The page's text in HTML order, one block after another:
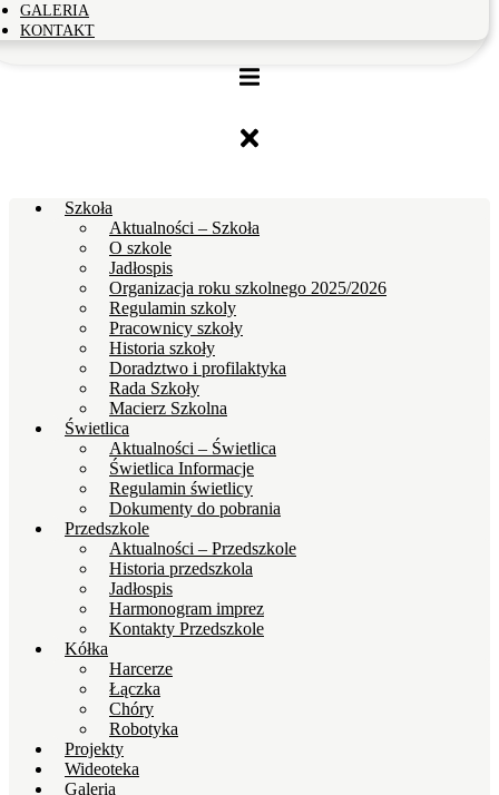
GALERIA
KONTAKT
Szkoła
Aktualności – Szkoła
O szkole
Jadłospis
Organizacja roku szkolnego 2025/2026
Regulamin szkoly
Pracownicy szkoły
Historia szkoły
Doradztwo i profilaktyka
Rada Szkoły
Macierz Szkolna
Świetlica
Aktualności – Świetlica
Świetlica Informacje
Regulamin świetlicy
Dokumenty do pobrania
Przedszkole
Aktualności – Przedszkole
Historia przedszkola
Jadłospis
Harmonogram imprez
Kontakty Przedszkole
Kółka
Harcerze
Łączka
Chóry
Robotyka
Projekty
Wideoteka
Galeria